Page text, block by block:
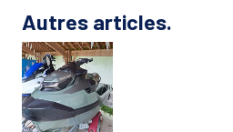
Autres articles.